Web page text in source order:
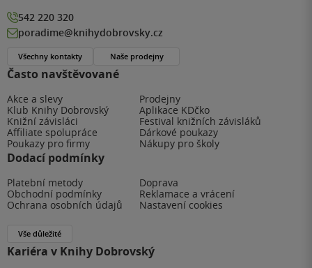
Často navštěvované
Akce a slevy
Prodejny
Klub Knihy Dobrovský
Aplikace KDčko
Knižní závisláci
Festival knižních závisláků
Affiliate spolupráce
Dárkové poukazy
Poukazy pro firmy
Nákupy pro školy
Dodací podmínky
Platební metody
Doprava
Obchodní podmínky
Reklamace a vrácení
Ochrana osobních údajů
Nastavení cookies
Vše důležité
Kariéra v Knihy Dobrovský
542 220 320
poradime@knihydobrovsky.cz
Všechny kontakty Naše prodejny